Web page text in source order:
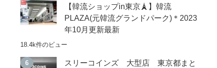
【韓流ショップin東京🗼】韓流
PLAZA(元韓流グランドパーク)＊2023
年10月更新最新
18.4k件のビュー
スリーコインズ 大型店 東京都まと